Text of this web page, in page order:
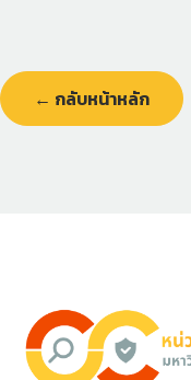
← กลับหน้าหลัก